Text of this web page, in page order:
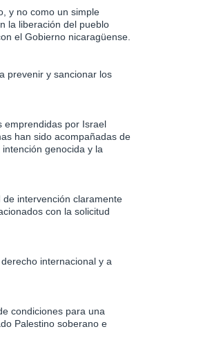
y no como un simple
la liberación del pueblo
el Gobierno nicaragüense.
prevenir y sancionar los
emprendidas por Israel
han sido acompañadas de
genocida y la
intervención claramente
con la solicitud
internacional y a
condiciones para una
Palestino soberano e